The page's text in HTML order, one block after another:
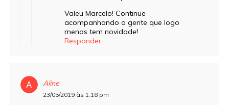
Valeu Marcelo! Continue
acompanhando a gente que logo
menos tem novidade!
Responder
Aline
23/05/2019 às 1:18 pm